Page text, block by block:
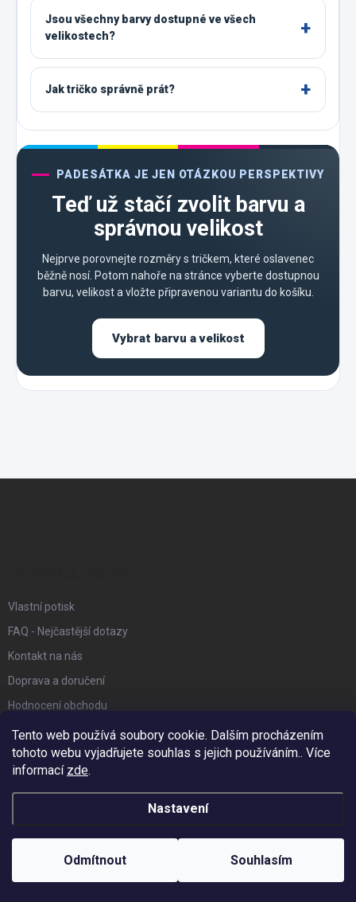
Tento web používá soubory cookie. Dalším procházením
tohoto webu vyjadřujete souhlas s jejich používáním.. Více
informací zde.
Nastavení
Odmítnout Souhlasím
Jsou všechny barvy dostupné ve všech
velikostech?
Jak tričko správně prát?
PADESÁTKA JE JEN OTÁZKOU PERSPEKTIVY
Teď už stačí zvolit barvu a
správnou velikost
Nejprve porovnejte rozměry s tričkem, které oslavenec
běžně nosí. Potom nahoře na stránce vyberte dostupnou
barvu, velikost a vložte připravenou variantu do košíku.
Vybrat barvu a velikost
Vlastní potisk
FAQ - Nejčastější dotazy
Kontakt na nás
Doprava a doručení
Hodnocení obchodu
Reklamace a vrácení zboží
Obchodní podmínky
Podmínky ochrany osobních údajů
Náš Blog